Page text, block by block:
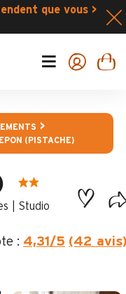
que vous >
(PISTACHE)
Studio
: 4,31 /5 (42